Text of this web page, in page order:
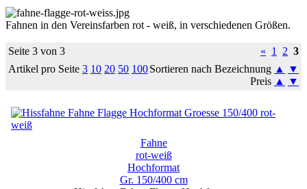
Fahnen in den Vereinsfarben rot - weiß, in verschiedenen Größen.
Seite 3 von 3 « 1 2 3
Artikel pro Seite 3 10 20 50 100Sortieren nach Bezeichnung ▲
▼
Preis ▲ ▼
Fahne
rot-weiß
Hochformat
Gr. 150/400 cm